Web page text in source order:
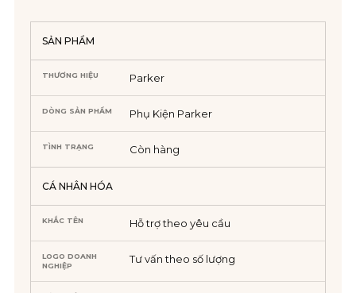
SẢN PHẨM
THƯƠNG HIỆU Parker
DÒNG SẢN PHẨM Phụ Kiện Parker
TÌNH TRẠNG Còn hàng
CÁ NHÂN HÓA
KHẮC TÊN Hỗ trợ theo yêu cầu
LOGO DOANH
NGHIỆP
Tư vấn theo số lượng